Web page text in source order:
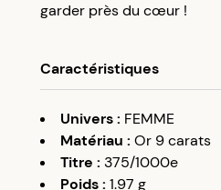
garder près du cœur !
Caractéristiques
Univers: FEMME
Matériau : Or 9 carats
Titre : 375/1000e
Poids: 1.97 g